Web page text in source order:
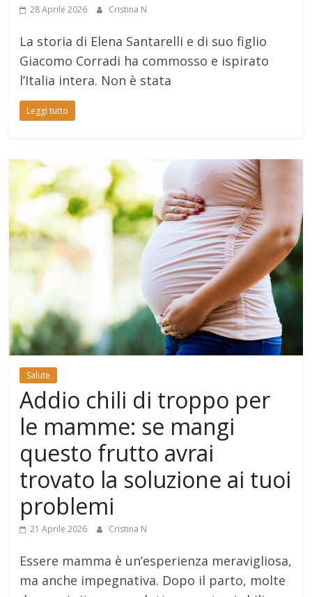
28 Aprile 2026 Cristina N
La storia di Elena Santarelli e di suo figlio
Giacomo Corradi ha commosso e ispirato
l’Italia intera. Non è stata
Leggi tutto
Salute
Addio chili di troppo per
le mamme: se mangi
questo frutto avrai
trovato la soluzione ai tuoi
problemi
21 Aprile 2026 Cristina N
Essere mamma è un’esperienza meravigliosa,
ma anche impegnativa. Dopo il parto, molte